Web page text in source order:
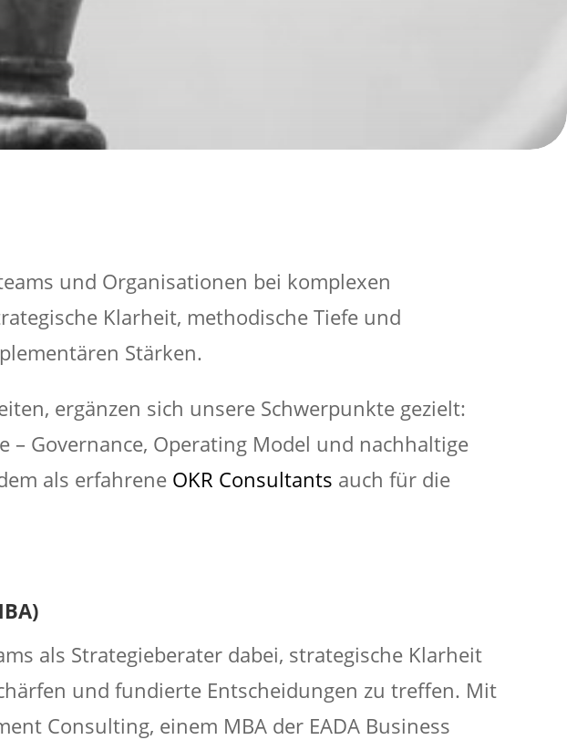
und Organisationen bei komplexen
Klarheit, methodische Tiefe und
Stärken.
ergänzen sich unsere Schwerpunkte gezielt:
– Governance, Operating Model und nachhaltige
als erfahrene OKR Consultants auch für die
als Strategieberater dabei, strategische Klarheit
und fundierte Entscheidungen zu treffen. Mit
Consulting, einem MBA der EADA Business